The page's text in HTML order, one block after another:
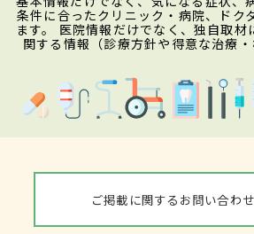
条件に合ったクリニック・病院、ドク
ます。 医院情報だけでなく、独自取材
関する情報（診療方針や得意な治療・
ご掲載に関するお問い合わ